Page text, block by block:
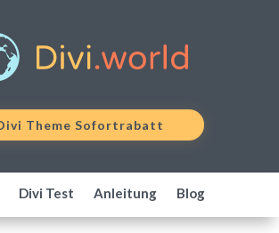
Theme Sofortrabatt
Divi Test Anleitung Blog